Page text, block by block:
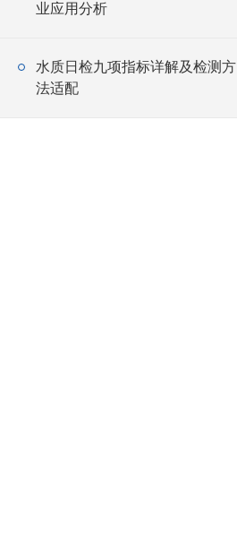
业应用分析
水质日检九项指标详解及检测方
法适配